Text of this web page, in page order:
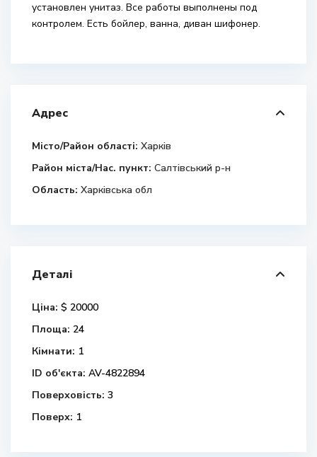
установлен унитаз. Все работы выполнены под
контролем. Есть бойлер, ванна, диван шифонер.
Адрес
Місто/Район області: Харків
Район міста/Нас. пункт: Салтівський р-н
Область: Харківська обл
Деталі
Ціна: $ 20000
Площа: 24
Кімнати: 1
ID об'єкта: AV-4822894
Поверховість: 3
Поверх: 1